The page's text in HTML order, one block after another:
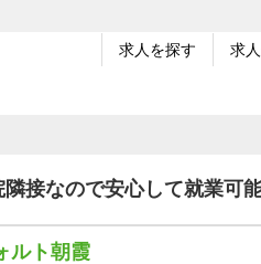
求人を探す 求
接なので安心して就業可
ルト朝霞